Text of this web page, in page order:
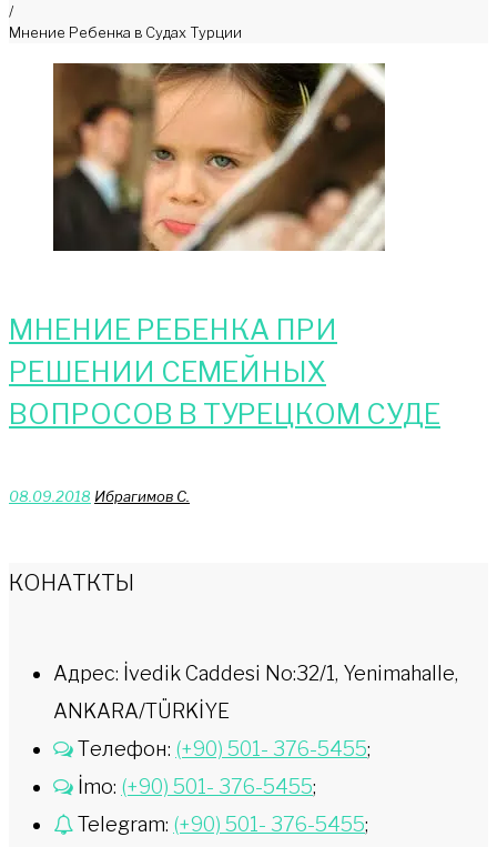
/
Мнение Ребенка в Судах Турции
МНЕНИЕ РЕБЕНКА ПРИ
РЕШЕНИИ СЕМЕЙНЫХ
ВОПРОСОВ В ТУРЕЦКОМ СУДЕ
08.09.2018 Ибрагимов С.
КОНАТКТЫ
Адрес: İvedik Caddesi No:32/1, Yenimahalle,
ANKARA/TÜRKİYE
Телефон: (+90) 501- 376-5455;
İmo: (+90) 501- 376-5455;
Telegram: (+90) 501- 376-5455;